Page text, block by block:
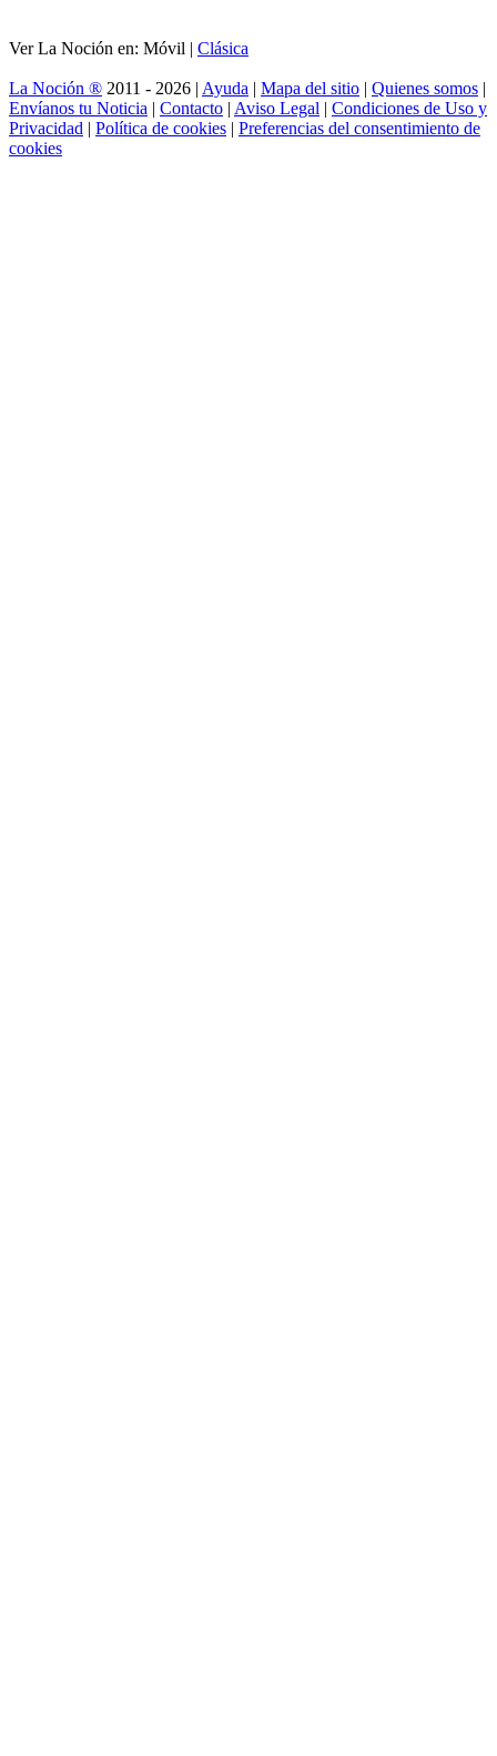
Ver La Noción en: Móvil | Clásica
La Noción ® 2011 - 2026 | Ayuda | Mapa del sitio | Quienes somos |
Envíanos tu Noticia | Contacto | Aviso Legal | Condiciones de Uso y
Privacidad | Política de cookies | Preferencias del consentimiento de
cookies